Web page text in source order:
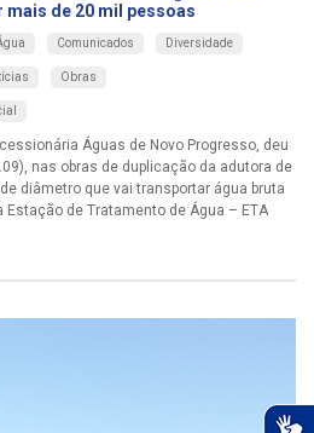
mais de 20 mil pessoas
Comunicados Diversidade
Obras
Águas de Novo Progresso, deu
nas obras de duplicação da adutora de
diâmetro que vai transportar água bruta
de Tratamento de Água – ETA